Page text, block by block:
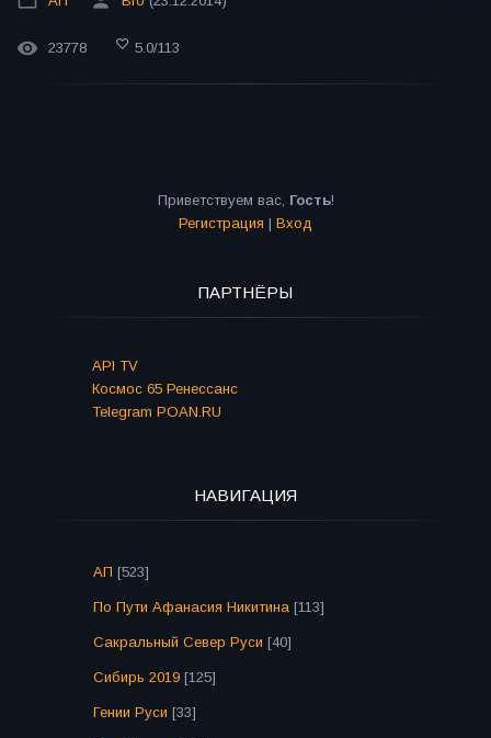
23778 5.0/113
Приветствуем вас, Гость!
Регистрация | Вход
ПАРТНЁРЫ
API TV
Космос 65 Ренессанс
Telegram POAN.RU
НАВИГАЦИЯ
АП [523]
По Пути Афанасия Никитина [113]
Сакральный Север Руси [40]
Сибирь 2019 [125]
Гении Руси [33]